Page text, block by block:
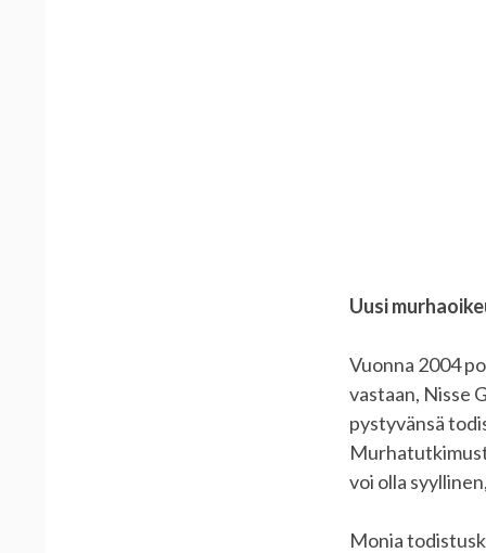
Uusi
Vuonna 2004
vastaan, Nisse
pystyvänsä
voi olla
Monia